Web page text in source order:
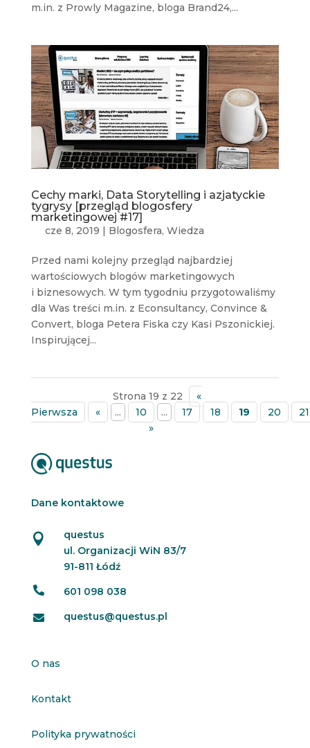
m.in. z Prowly Magazine, bloga Brand24,...
Cechy marki, Data Storytelling i azjatyckie
tygrysy [przegląd blogosfery
marketingowej #17]
cze 8, 2019 | Blogosfera, Wiedza
Przed nami kolejny przegląd najbardziej
wartościowych blogów marketingowych
i biznesowych. W tym tygodniu przygotowaliśmy
dla Was treści m.in. z Econsultancy, Convince &
Convert, bloga Petera Fiska czy Kasi Pszonickiej.
Inspirującej...
Strona 19 z 22
«
Pierwsza
« ... 10 ... 17 18 19 20
21
»
Dane kontaktowe

questus
ul. Organizacji WiN 83/7
91-811 Łódź
 601 098 038
 questus@questus.pl
O nas
Kontakt
Polityka prywatności